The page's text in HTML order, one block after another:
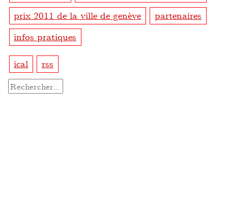
prix 2011 de la ville de genève
partenaires
infos pratiques
ical rss
Rechercher :